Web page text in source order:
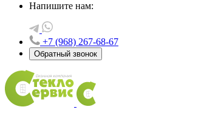
Напишите нам:
+7 (968) 267-68-67
Обратный звонок